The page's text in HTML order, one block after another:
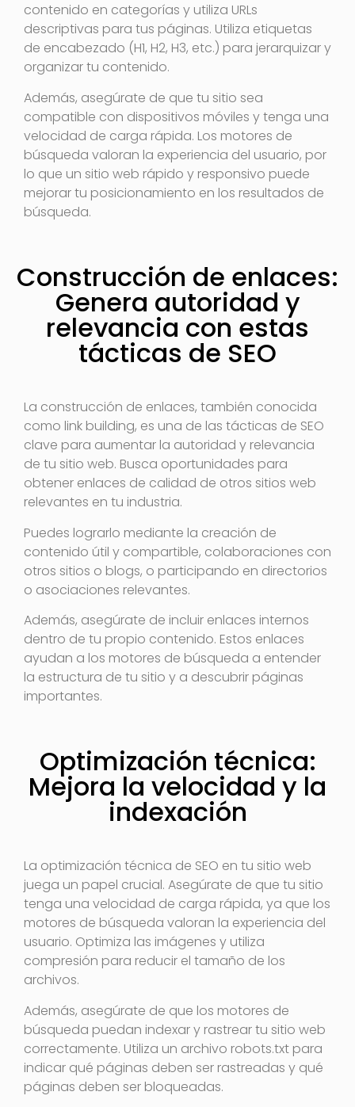
contenido en categorías y utiliza URLs
descriptivas para tus páginas. Utiliza etiquetas
de encabezado (H1, H2, H3, etc.) para jerarquizar y
organizar tu contenido.
Además, asegúrate de que tu sitio sea
compatible con dispositivos móviles y tenga una
velocidad de carga rápida. Los motores de
búsqueda valoran la experiencia del usuario, por
lo que un sitio web rápido y responsivo puede
mejorar tu posicionamiento en los resultados de
búsqueda.
Construcción de enlaces:
Genera autoridad y
relevancia con estas
tácticas de SEO
La construcción de enlaces, también conocida
como link building, es una de las tácticas de SEO
clave para aumentar la autoridad y relevancia
de tu sitio web. Busca oportunidades para
obtener enlaces de calidad de otros sitios web
relevantes en tu industria.
Puedes lograrlo mediante la creación de
contenido útil y compartible, colaboraciones con
otros sitios o blogs, o participando en directorios
o asociaciones relevantes.
Además, asegúrate de incluir enlaces internos
dentro de tu propio contenido. Estos enlaces
ayudan a los motores de búsqueda a entender
la estructura de tu sitio y a descubrir páginas
importantes.
Optimización técnica:
Mejora la velocidad y la
indexación
La optimización técnica de SEO en tu sitio web
juega un papel crucial. Asegúrate de que tu sitio
tenga una velocidad de carga rápida, ya que los
motores de búsqueda valoran la experiencia del
usuario. Optimiza las imágenes y utiliza
compresión para reducir el tamaño de los
archivos.
Además, asegúrate de que los motores de
búsqueda puedan indexar y rastrear tu sitio web
correctamente. Utiliza un archivo robots.txt para
indicar qué páginas deben ser rastreadas y qué
páginas deben ser bloqueadas.